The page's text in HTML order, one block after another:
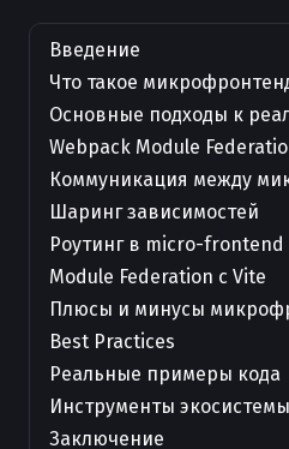
Введение
Что такое
Основные подходы к
Webpack Module
Коммуникация между
Шаринг зависимостей
Роутинг в micro-frontend
Module Federation с Vite
Плюсы и минусы
Best Practices
Реальные примеры кода
Инструменты экосистемы
Заключение